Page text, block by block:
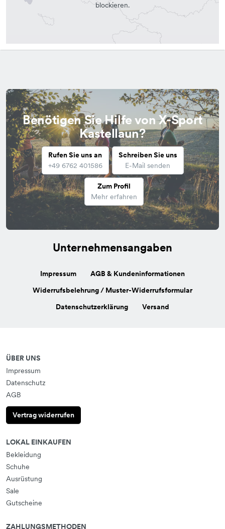
blockieren.
Benötigen Sie Hilfe von X-Sport
Kastellaun?
Rufen Sie uns an
+49 6762 401586
Schreiben Sie uns
E-Mail senden
Zum Profil
Mehr erfahren
Unternehmensangaben
Impressum
AGB & Kundeninformationen
Widerrufsbelehrung / Muster-Widerrufsformular
Datenschutzerklärung
Versand
ÜBER UNS
Impressum
Datenschutz
AGB
Vertrag widerrufen
LOKAL EINKAUFEN
Bekleidung
Schuhe
Ausrüstung
Sale
Gutscheine
ZAHLUNGSMETHODEN